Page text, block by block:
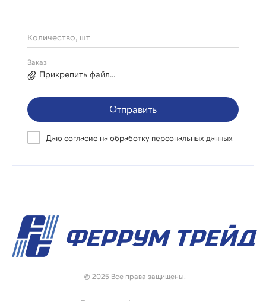
Количество, шт
Заказ
Прикрепить файл...
Отправить
Даю согласие на обработку персональных данных
© 2025 Все права защищены.